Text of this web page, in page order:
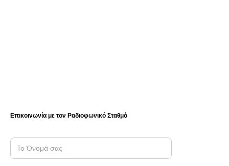
Επικοινωνία με τον Ραδιοφωνικό Σταθμό